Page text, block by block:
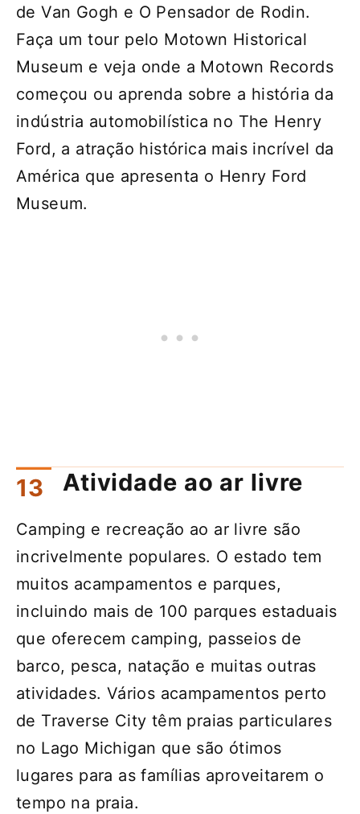
de Van Gogh e O Pensador de Rodin.
Faça um tour pelo Motown Historical
Museum e veja onde a Motown Records
começou ou aprenda sobre a história da
indústria automobilística no The Henry
Ford, a atração histórica mais incrível da
América que apresenta o Henry Ford
Museum.
Atividade ao ar livre
Camping e recreação ao ar livre são
incrivelmente populares. O estado tem
muitos acampamentos e parques,
incluindo mais de 100 parques estaduais
que oferecem camping, passeios de
barco, pesca, natação e muitas outras
atividades. Vários acampamentos perto
de Traverse City têm praias particulares
no Lago Michigan que são ótimos
lugares para as famílias aproveitarem o
tempo na praia.